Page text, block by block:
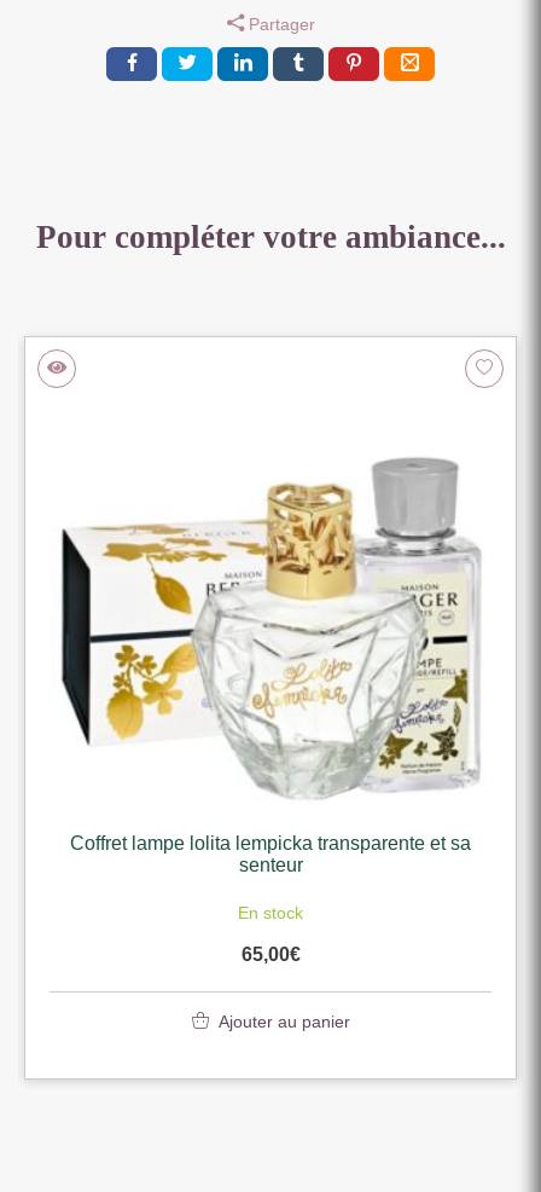
Partager
Pour compléter votre ambiance...
Coffret lampe lolita lempicka transparente et sa
senteur
En stock
65,00€
Ajouter au panier